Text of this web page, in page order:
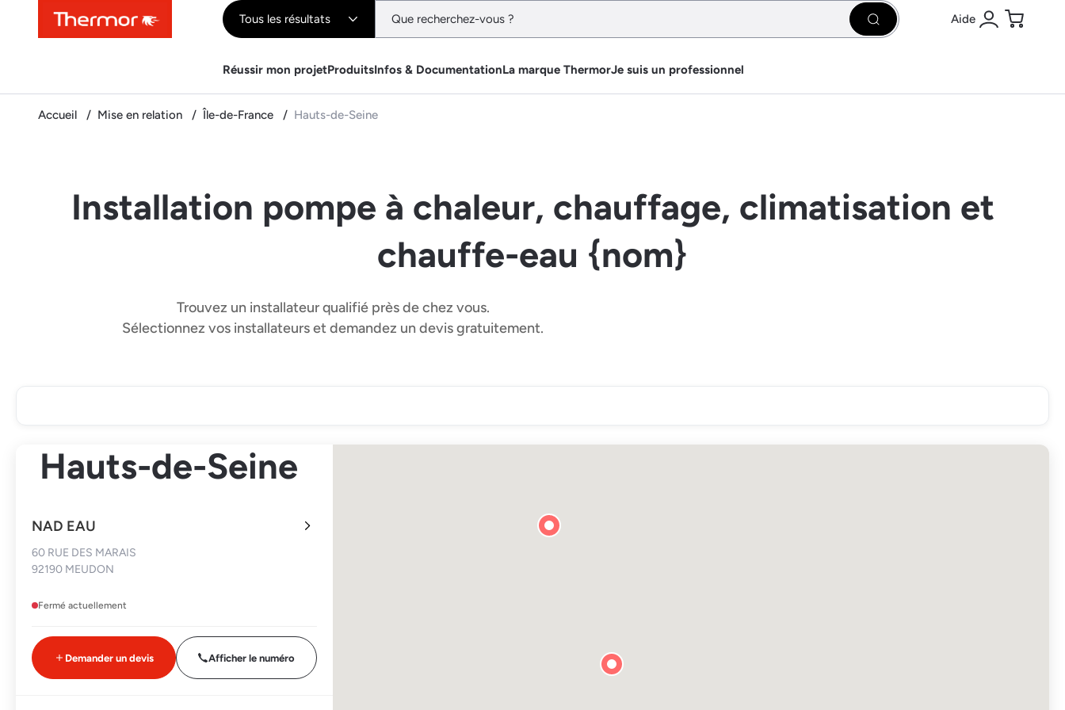
ContenuMenuRecherche Tous les résultats Rechercher Aide
Se connecter
Panier
Réussir mon projetProduitsInfos & DocumentationLa marque ThermorJe suis un professionnel
Accueil Mise en relation Île-de-France Hauts-de-Seine
Installation pompe à chaleur, chauffage, climatisation et
chauffe-eau {nom}
Trouvez un installateur qualifié près de chez vous.
Sélectionnez vos installateurs et demandez un devis gratuitement.
Hauts-de-Seine
NAD EAU
60 RUE DES MARAIS
92190 MEUDON
Fermé actuellement
Demander un devis Afficher le numéro